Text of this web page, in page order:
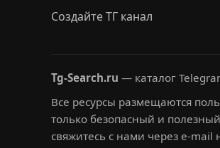
Создайте ТГ канал
Tg-Search.ru — каталог
Все ресурсы размещаются
только безопасный и
свяжитесь с нами через e-mail